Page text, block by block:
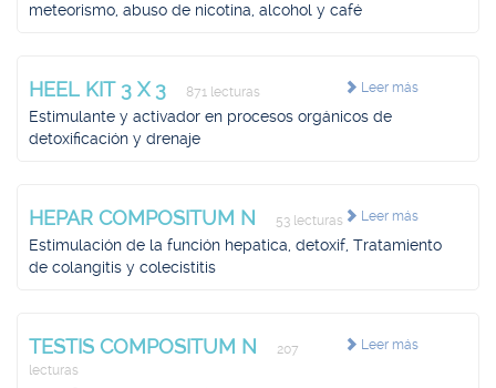
meteorismo, abuso de nicotina, alcohol y café
Leer más
HEEL KIT 3 X 3 871 lecturas
Estimulante y activador en procesos orgánicos de
detoxificación y drenaje
Leer más
HEPAR COMPOSITUM N 53 lecturas
Estimulación de la función hepatica, detoxif, Tratamiento
de colangitis y colecistitis
Leer más
TESTIS COMPOSITUM N
207
lecturas